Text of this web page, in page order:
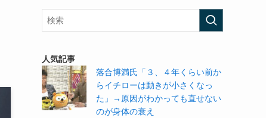
人気記事
落合博満氏「３、４年くらい前か
らイチローは動きが小さくなっ
た」→原因がわかっても直せない
のが身体の衰え